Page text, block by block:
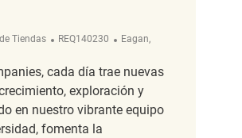
Tiendas ReqId
REQ140230 Ubicación
Eagan,
cada día trae nuevas
exploración y
en nuestro vibrante equipo
fomenta la